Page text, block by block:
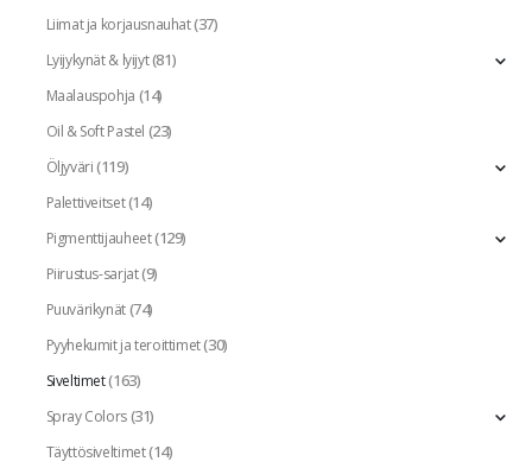
Liimat ja korjausnauhat(37)
Lyijykynät & lyijyt(81)
Maalauspohja (14)
Oil & Soft Pastel (23)
Öljyväri(119)
Palettiveitset(14)
Pigmenttijauheet(129)
Piirustus-sarjat(9)
Puuvärikynät(74)
Pyyhekumit ja teroittimet(30)
Siveltimet(163)
Spray Colors(31)
Täyttösiveltimet(14)